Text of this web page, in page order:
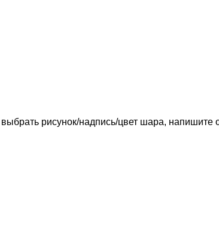
рисунок/надпись/цвет шара, напишите